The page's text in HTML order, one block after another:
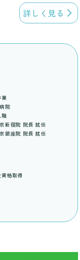
詳しく見る
院
新宿院 院長 就任
銀座院 院長 就任
格取得